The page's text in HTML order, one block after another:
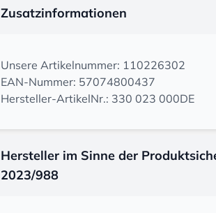
Zusatzinformationen
Unsere Artikelnummer: 110226302
EAN-Nummer: 57074800437
Hersteller-ArtikelNr.: 330 023 000DE
Hersteller im Sinne der
2023/988